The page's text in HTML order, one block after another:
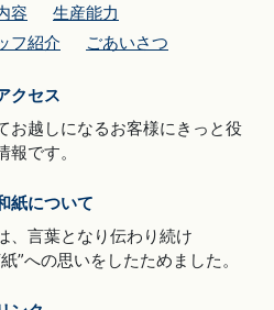
容
生産能力
フ紹介
ごあいさつ
クセス
お越しになるお客様にきっと役
報です。
紙について
、言葉となり伝わり続け
”への思いをしたためました。